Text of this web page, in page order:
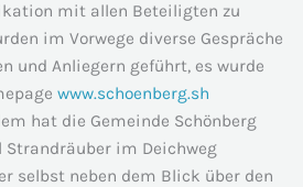
mit allen Beteiligten zu
im Vorwege diverse Gespräche
und Anliegern geführt, es wurde
www.schoenberg.sh
hat die Gemeinde Schönberg
Strandräuber im Deichweg
selbst neben dem Blick über den